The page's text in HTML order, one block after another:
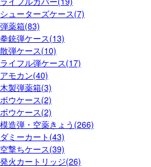
シューターズケース(7)
弾薬箱(83)
拳銃弾ケース(13)
散弾ケース(10)
ライフル弾ケース(17)
アモカン(40)
木製弾薬箱(3)
ボウケース(2)
ボウケース(2)
模造弾・空薬きょう(266)
ダミーカート(43)
空撃ちケース(39)
発火カートリッジ(26)